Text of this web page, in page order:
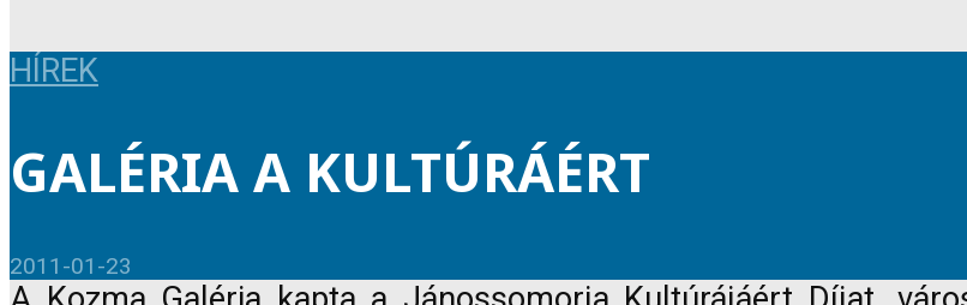
HÍREK
GALÉRIA A KULTÚRÁÉRT
2011-01-23